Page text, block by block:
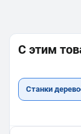
С этим
Станки